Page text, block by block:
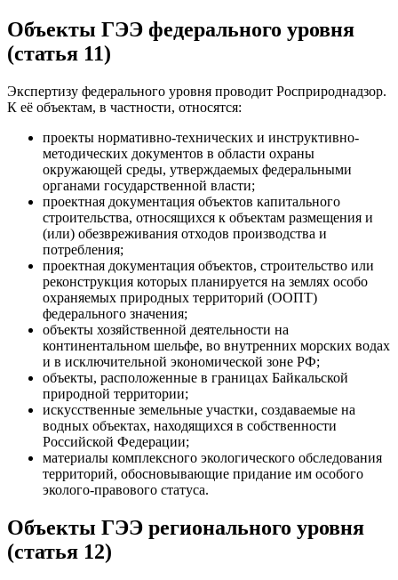
Объекты ГЭЭ федерального уровня
(статья 11)
Экспертизу федерального уровня проводит Росприроднадзор.
К её объектам, в частности, относятся:
проекты нормативно-технических и инструктивно-
методических документов в области охраны
окружающей среды, утверждаемых федеральными
органами государственной власти;
проектная документация объектов капитального
строительства, относящихся к объектам размещения и
(или) обезвреживания отходов производства и
потребления;
проектная документация объектов, строительство или
реконструкция которых планируется на землях особо
охраняемых природных территорий (ООПТ)
федерального значения;
объекты хозяйственной деятельности на
континентальном шельфе, во внутренних морских водах
и в исключительной экономической зоне РФ;
объекты, расположенные в границах Байкальской
природной территории;
искусственные земельные участки, создаваемые на
водных объектах, находящихся в собственности
Российской Федерации;
материалы комплексного экологического обследования
территорий, обосновывающие придание им особого
эколого-правового статуса.
Объекты ГЭЭ регионального уровня
(статья 12)